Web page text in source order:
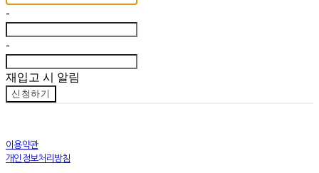
-
-
재입고 시 알림
신청하기
이용약관
개인정보처리방침